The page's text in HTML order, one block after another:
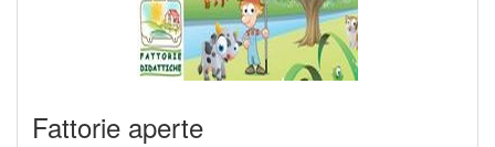
Fattorie aperte